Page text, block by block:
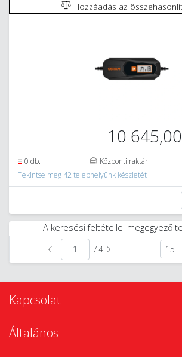
Hozzáadás az
10
0 db.
Központi raktár
Tekintse meg 42 telephelyünk készletét
A keresési feltétellel megegyező
/ 4
Kapcsolat
Általános